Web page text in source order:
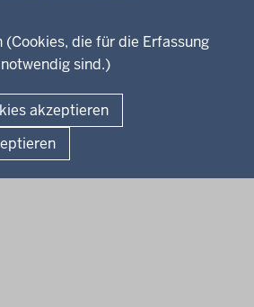
die für die Erfassung
sind.)
akzeptieren
zur Barrierefreiheit